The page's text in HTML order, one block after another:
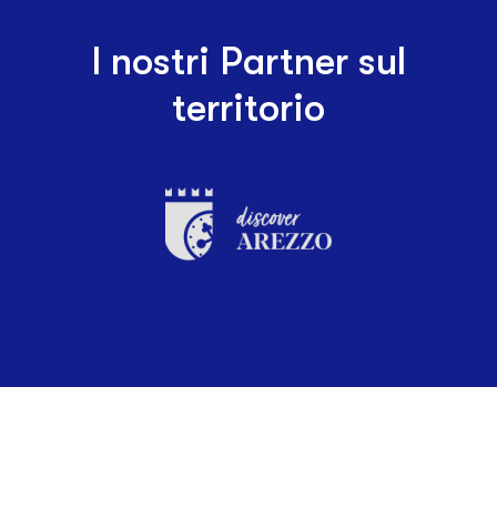
I nostri Partner sul
territorio